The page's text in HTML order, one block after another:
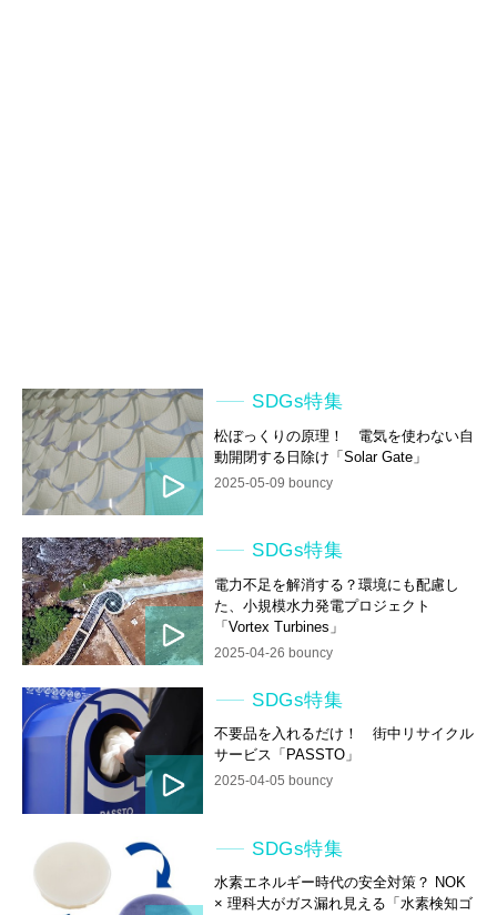
SDGs特集
松ぼっくりの原理！ 電気を使わない自
動開閉する日除け「Solar Gate」
2025-05-09 bouncy
SDGs特集
電力不足を解消する？環境にも配慮し
た、小規模水力発電プロジェクト
「Vortex Turbines」
2025-04-26 bouncy
SDGs特集
不要品を入れるだけ！ 街中リサイクル
サービス「PASSTO」
2025-04-05 bouncy
SDGs特集
水素エネルギー時代の安全対策？ NOK
× 理科大がガス漏れ見える「水素検知ゴ